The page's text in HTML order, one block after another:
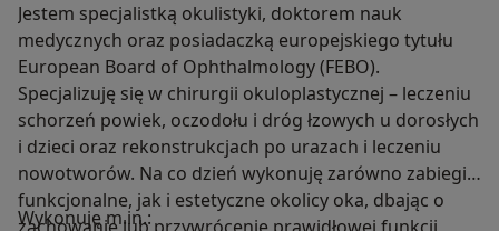
Jestem specjalistką okulistyki, doktorem nauk
medycznych oraz posiadaczką europejskiego tytułu
European Board of Ophthalmology (FEBO).
Specjalizuję się w chirurgii okuloplastycznej – leczeniu
schorzeń powiek, oczodołu i dróg łzowych u dorosłych
i dzieci oraz rekonstrukcjach po urazach i leczeniu
nowotworów. Na co dzień wykonuję zarówno zabiegi
funkcjonalne, jak i estetyczne okolicy oka, dbając o
Wykonuję m.in.: